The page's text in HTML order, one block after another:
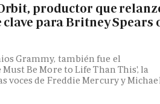
productor que
clave para Britney Spears
Grammy, también fue el
Be More to Life Than This', la
voces de Freddie Mercury y